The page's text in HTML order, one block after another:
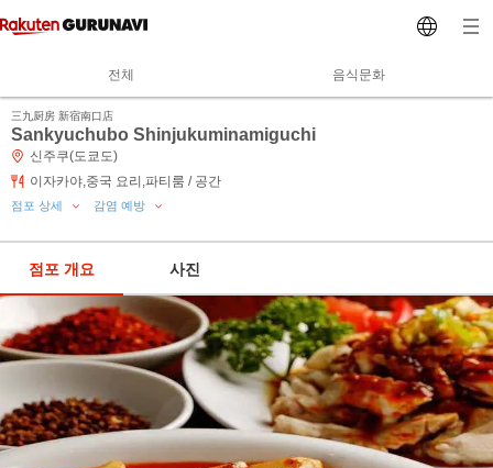
전체 음식문화
三九厨房 新宿南口店
Sankyuchubo Shinjukuminamiguchi
신주쿠(도쿄도)
이자카야,중국 요리,파티룸 / 공간
점포 상세 감염 예방
점포 개요 사진